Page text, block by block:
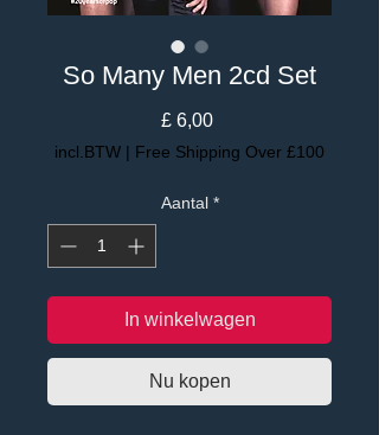
So Many Men 2cd Set
£ 6,00Prijs
incl.BTW | Free Shipping Over £100
Aantal *
In winkelwagen
Nu kopen